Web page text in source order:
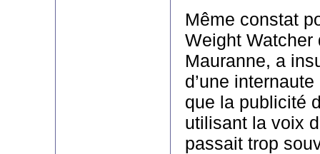
Même constat
Weight Watcher
Mauranne, a
d’une
que la publicité
utilisant la voix
passait trop